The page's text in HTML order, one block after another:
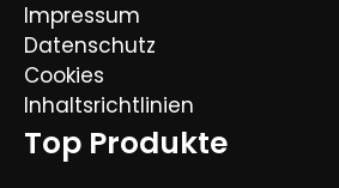
Impressum
Datenschutz
Cookies
Inhaltsrichtlinien
Top Produkte